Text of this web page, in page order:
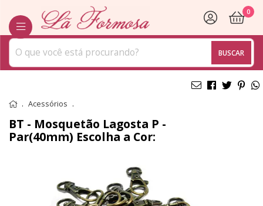
BUSCAR
0
Acessórios
BT - Mosquetão Lagosta P -
Par(40mm) Escolha a Cor: